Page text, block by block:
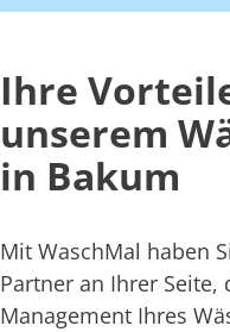
Ihre
unserem
in Bakum
Mit WaschMal haben
Partner an Ihrer
Management Ihres